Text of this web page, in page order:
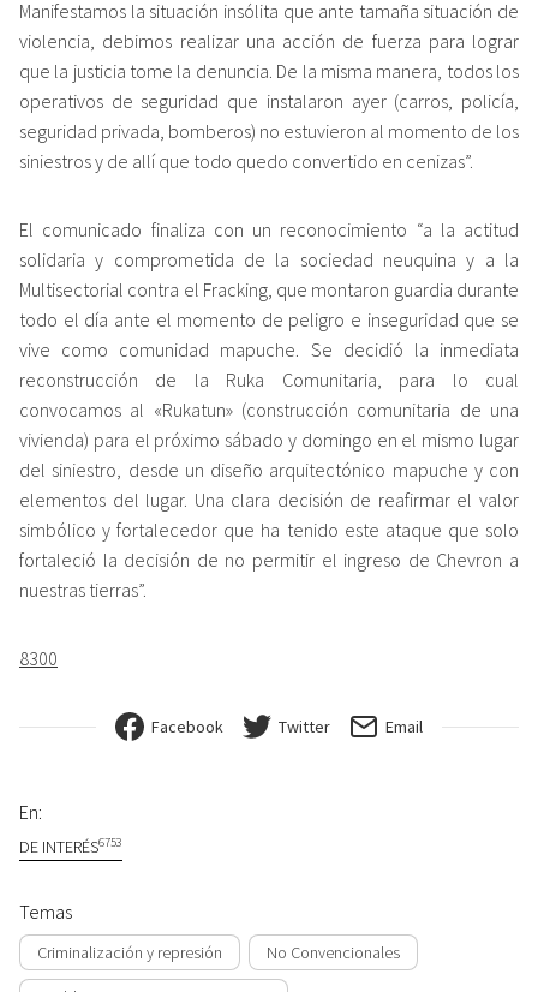
Manifestamos la situación insólita que ante tamaña situación de
violencia, debimos realizar una acción de fuerza para lograr
que la justicia tome la denuncia. De la misma manera, todos los
operativos de seguridad que instalaron ayer (carros, policía,
seguridad privada, bomberos) no estuvieron al momento de los
siniestros y de allí que todo quedo convertido en cenizas”.
El comunicado finaliza con un reconocimiento “a la actitud
solidaria y comprometida de la sociedad neuquina y a la
Multisectorial contra el Fracking, que montaron guardia durante
todo el día ante el momento de peligro e inseguridad que se
vive como comunidad mapuche. Se decidió la inmediata
reconstrucción de la Ruka Comunitaria, para lo cual
convocamos al «Rukatun» (construcción comunitaria de una
vivienda) para el próximo sábado y domingo en el mismo lugar
del siniestro, desde un diseño arquitectónico mapuche y con
elementos del lugar. Una clara decisión de reafirmar el valor
simbólico y fortalecedor que ha tenido este ataque que solo
fortaleció la decisión de no permitir el ingreso de Chevron a
nuestras tierras”.
8300
Facebook Twitter Email
En:
DE INTERÉS6753
Temas
Criminalización y represión No Convencionales